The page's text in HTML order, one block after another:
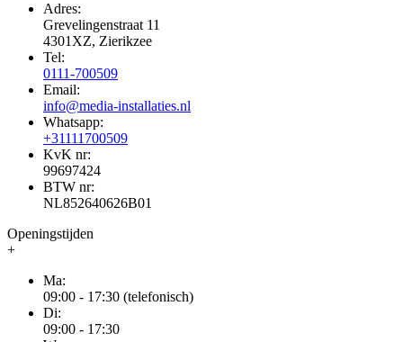
Adres:
Grevelingenstraat 11
4301XZ, Zierikzee
Tel:
0111-700509
Email:
info@media-installaties.nl
Whatsapp:
+31111700509
KvK nr:
99697424
BTW nr:
NL852640626B01
Openingstijden
+
Ma:
09:00 - 17:30 (telefonisch)
Di:
09:00 - 17:30